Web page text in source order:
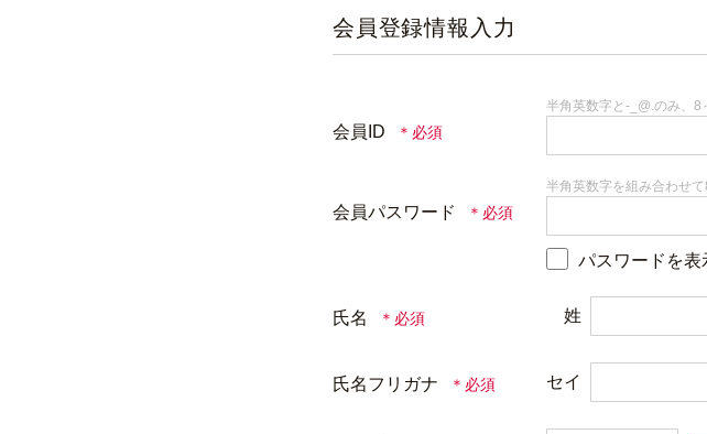
会員登録情報入力
会員ID
半角英数字と-_@.のみ、8
会員パスワード
半角英数字を組み合わせ
パスワードを表
氏名 姓
氏名フリガナ セイ